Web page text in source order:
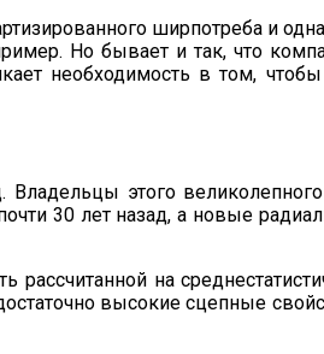
ширпотреба и
Но бывает и так, что
необходимость в том,
этого
30 лет назад, а новые
на
высокие сцепные